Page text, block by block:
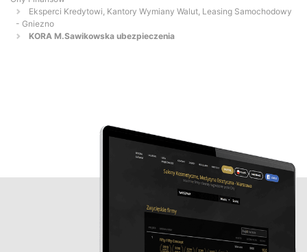
Eksperci Kredytowi, Kantory Wymiany Walut, Leasing Samochodowy
- Gniezno
KORA M.Sawikowska ubezpieczenia